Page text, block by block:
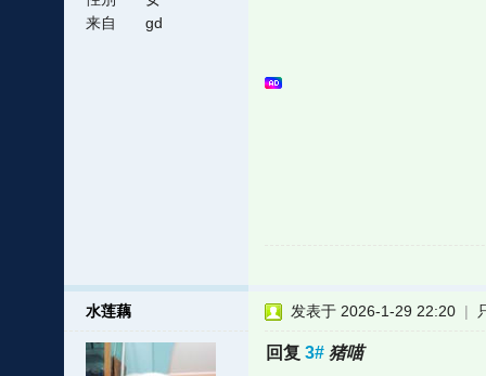
来自
gd
水莲藕 发表于 2026-1-29 22:20 |
回复 3# 猪喵